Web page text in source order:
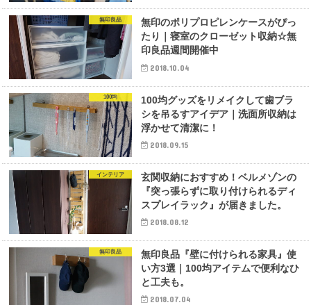
無印良品
無印のポリプロピレンケースがぴっ
たり｜寝室のクローゼット収納☆無
印良品週間開催中
2018.10.04
100均
100均グッズをリメイクして歯ブラ
シを吊るすアイデア｜洗面所収納は
浮かせて清潔に！
2018.09.15
インテリア
玄関収納におすすめ！ベルメゾンの
『突っ張らずに取り付けられるディ
スプレイラック』が届きました。
2018.08.12
無印良品
無印良品『壁に付けられる家具』使
い方3選｜100均アイテムで便利なひ
と工夫も。
2018.07.04